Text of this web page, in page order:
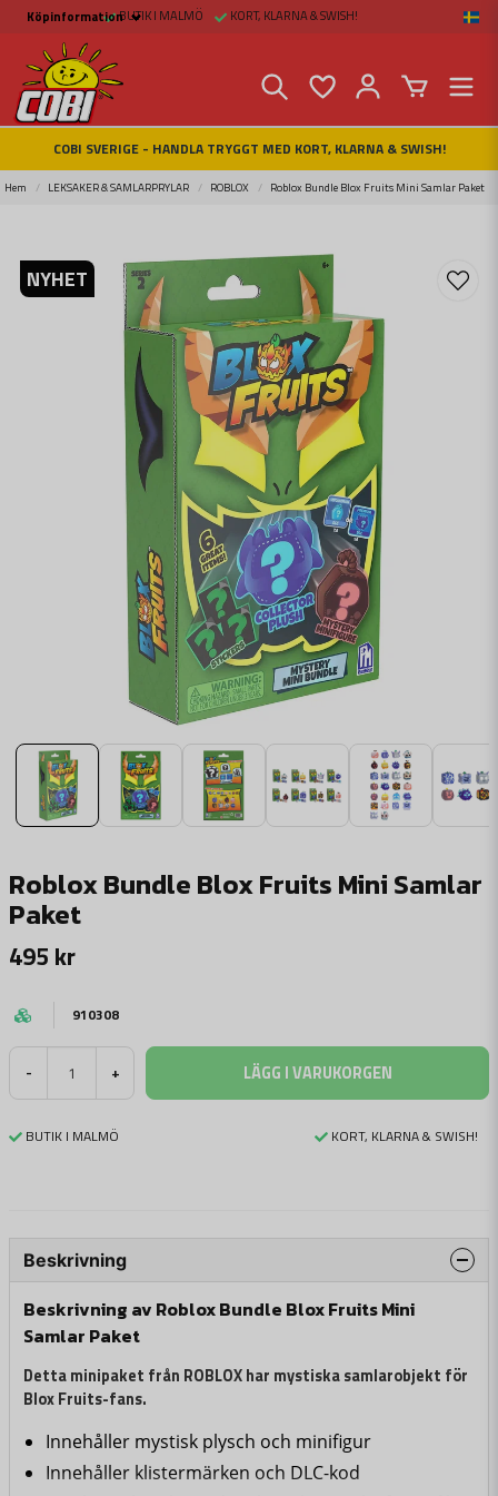
Köpinformation
Köpinformation
Köpvillkor
Betalsätt och Frakt
Beställ online hos
Fritid & Prylar
Fakta om Cobi Blocks
COBI BUTIK I MALMÖ
Kontakta oss
BUTIK I MALMÖ KORT, KLARNA & SWISH!
COBI SVERIGE - HANDLA TRYGGT MED KORT, KLARNA & SWISH!
Hem LEKSAKER & SAMLARPRYLAR ROBLOX Roblox Bundle Blox Fruits Mini Samlar Paket
NYHET
Roblox Bundle Blox Fruits Mini Samlar
Paket
495 kr
910308
- + LÄGG I VARUKORGEN
BUTIK I MALMÖ KORT, KLARNA & SWISH!
Beskrivning
Beskrivning av Roblox Bundle Blox Fruits Mini
Samlar Paket
Detta minipaket från ROBLOX har mystiska samlarobjekt för
Blox Fruits-fans.
Innehåller mystisk plysch och minifigur
Innehåller klistermärken och DLC-kod